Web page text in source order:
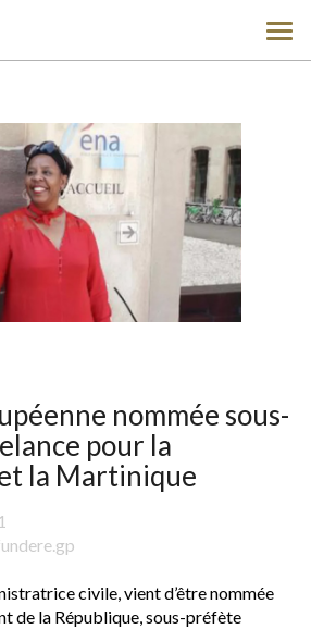
le
nommée sous-
pour la
la Martinique
civile, vient d’être nommée
de la République, sous-préfète